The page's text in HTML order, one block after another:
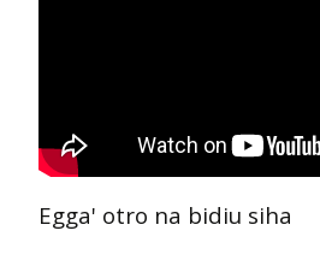
Egga' otro na bidiu siha